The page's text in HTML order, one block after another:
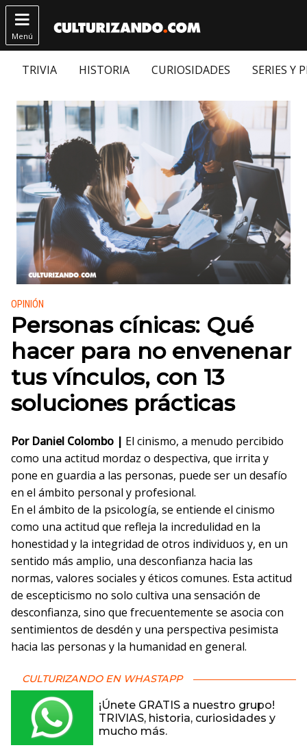

Menú
TRIVIA HISTORIA CURIOSIDADES SERIES Y
Publicado en:
OPINIÓN
Personas cínicas: Qué
hacer para no envenenar
tus vínculos, con 13
soluciones prácticas
Por Daniel Colombo | El cinismo, a menudo percibido
como una actitud mordaz o despectiva, que irrita y
pone en guardia a las personas, puede ser un desafío
en el ámbito personal y profesional.
En el ámbito de la psicología, se entiende el cinismo
como una actitud que refleja la incredulidad en la
honestidad y la integridad de otros individuos y, en un
sentido más amplio, una desconfianza hacia las
normas, valores sociales y éticos comunes. Esta actitud
de escepticismo no solo cultiva una sensación de
desconfianza, sino que frecuentemente se asocia con
sentimientos de desdén y una perspectiva pesimista
hacia las personas y la humanidad en general.
CULTURIZANDO EN WHASTAPP
¡Únete GRATIS a nuestro grupo!
TRIVIAS, historia, curiosidades y
mucho más.